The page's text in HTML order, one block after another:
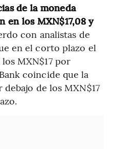
de la moneda
en los MXN$17,08 y
con analistas de
en el corto plazo el
MXN$17 por
coincide que la
de los MXN$17